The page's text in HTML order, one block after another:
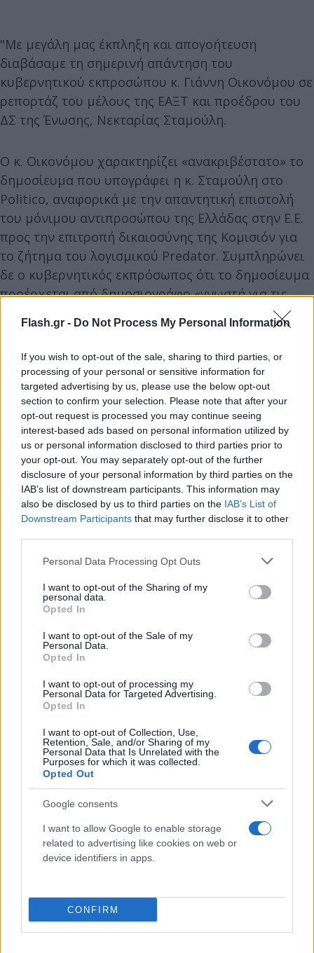
Flash.gr - Do Not Process My Personal Information
If you wish to opt-out of the sale, sharing to third parties, or
processing of your personal or sensitive information for
targeted advertising by us, please use the below opt-out
section to confirm your selection. Please note that after your
opt-out request is processed you may continue seeing
interest-based ads based on personal information utilized by
us or personal information disclosed to third parties prior to
your opt-out. You may separately opt-out of the further
disclosure of your personal information by third parties on the
IAB’s list of downstream participants. This information may
also be disclosed by us to third parties on the IAB’s List of
Downstream Participants that may further disclose it to other
Please note that this website/app uses one or more Google
not limited to your visit or usage behaviour. You may click to
grant or deny consent to Google and its third-party tags to
use your data for below specified purposes in below Google
consent section.
Personal Data Processing Opt Outs
I want to opt-out of the Sharing of my
personal data.
Opted In
I want to opt-out of the Sale of my
Personal Data.
Opted In
I want to opt-out of processing my
Personal Data for Targeted Advertising.
Opted In
I want to opt-out of Collection, Use,
Retention, Sale, and/or Sharing of my
Personal Data that Is Unrelated with the
Purposes for which it was collected.
Opted Out
Google consents
I want to allow Google to enable storage
related to advertising like cookies on web or
device identifiers in apps.
CONFIRM
"Με μεγάλη μας έκπληξη και απογοήτευση
διαβάσαμε τη σημερινή απάντηση του
κυβερνητικού εκπροσώπου κ. Γιάννη Οικονόμου σε
ρεπορτάζ του μέλους της ΕΑΞΤ και προέδρου του
ΔΣ της Ένωσης, Νεκταρίας Σταμούλη.
Ο κ. Οικονόμου χαρακτηρίζει «ανακριβέστατο» το
δημοσίευμα που υπογράφει η κ. Σταμούλη στο
Politico, αναφορικά με την απαντητική επιστολή
του μόνιμου αντιπροσώπου της Ελλάδας στην Ε.Ε.
προς την επιτροπή δικαιοσύνης της Κομισιόν για
το ζήτημα του λογισμικού Predator. Συμπληρώνει
δε ο κυβερνητικός εκπρόσωπος ότι το δημοσίευμα
προέρχεται από δημοσιογράφο «γνωστή για τις
Το κατά πόσον το δημοσίευμα της κυρίας
διαπιστώσει κάθε πολίτης. Ασφαλώς και ο ίδιος ο κ.
Οικονόμου, ο οποίος στην ίδια ανακοίνωση
Και συνεχίζει; "Το κυριότερο: Η ΕΑΞΤ θεωρεί